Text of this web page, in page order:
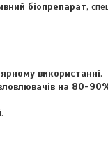
біопрепарат,
використанні.
на 80-
.